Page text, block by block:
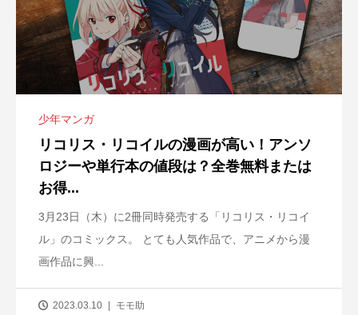
少年マンガ
リコリス・リコイルの漫画が高い！アンソ
ロジーや単行本の値段は？全巻無料または
お得...
3月23日（木）に2冊同時発売する「リコリス・リコイ
ル」のコミックス。 とても人気作品で、アニメから漫
画作品に興...
2023.03.10 モモ助